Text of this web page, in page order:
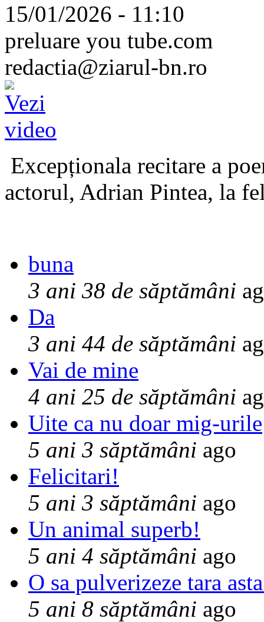
15/01/2026 - 11:10
preluare you tube.com
redactia@ziarul-bn.ro
Excepționala recitare a
actorul, Adrian Pintea, la
buna
3 ani 38 de săptămâni
Da
3 ani 44 de săptămâni
Vai de mine
4 ani 25 de săptămâni
Uite ca nu doar mig-urile
5 ani 3 săptămâni ago
Felicitari!
5 ani 3 săptămâni ago
Un animal superb!
5 ani 4 săptămâni ago
O sa pulverizeze tara
5 ani 8 săptămâni ago